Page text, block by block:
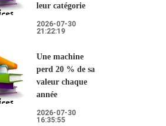
leur catégorie
2026-07-30
21:22:19
Une machine
perd 20 % de sa
valeur chaque
année
2026-07-30
16:35:55